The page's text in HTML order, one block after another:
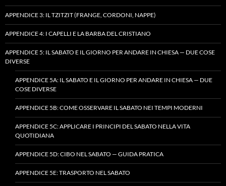
APPENDICE 3: IL TZITZIT (FRANGE, CORDONI, NAPPE)
APPENDICE 4: I CAPELLI E LA BARBA DEL CRISTIANO
APPENDICE 5: IL SABATO E IL GIORNO PER ANDARE IN CHIESA — DUE COSE
DIVERSE
APPENDICE 5A: IL SABATO E IL GIORNO PER ANDARE IN CHIESA — DUE
COSE DIVERSE
APPENDICE 5B: COME OSSERVARE IL SABATO NEI TEMPI MODERNI
APPENDICE 5C: APPLICARE I PRINCIPI DEL SABATO NELLA VITA
QUOTIDIANA
APPENDICE 5D: CIBO NEL SABATO — GUIDA PRATICA
APPENDICE 5E: TRASPORTO NEL SABATO